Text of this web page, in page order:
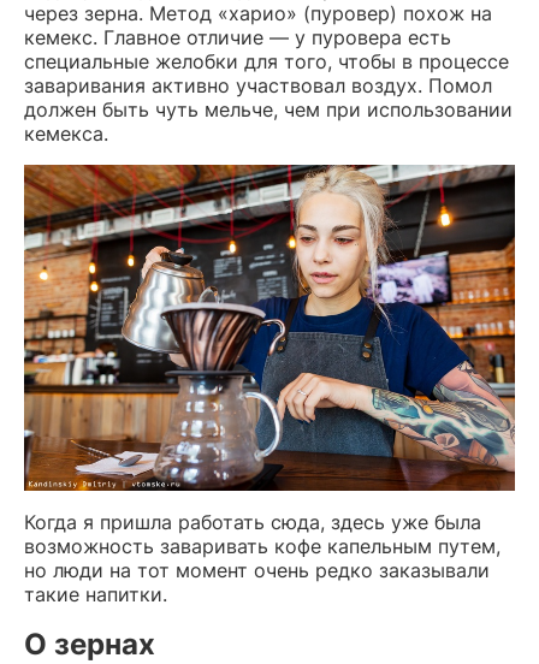
через зерна. Метод «харио» (пуровер) похож на
кемекс. Главное отличие — у пуровера есть
специальные желобки для того, чтобы в процессе
заваривания активно участвовал воздух. Помол
должен быть чуть мельче, чем при использовании
кемекса.
Когда я пришла работать сюда, здесь уже была
возможность заваривать кофе капельным путем,
но люди на тот момент очень редко заказывали
такие напитки.
О зернах